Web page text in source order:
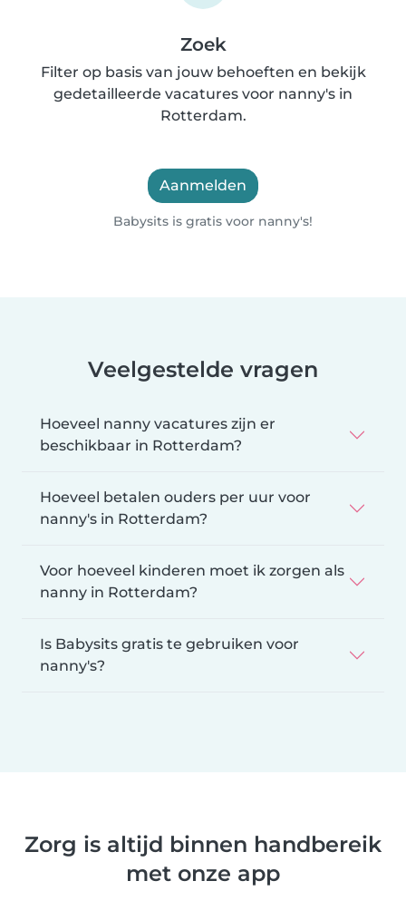
Zoek
Filter op basis van jouw behoeften en bekijk
gedetailleerde vacatures voor nanny's in
Rotterdam.
Aanmelden
Babysits is gratis voor nanny's!
Veelgestelde vragen
Hoeveel nanny vacatures zijn er
beschikbaar in Rotterdam?
Hoeveel betalen ouders per uur voor
nanny's in Rotterdam?
Voor hoeveel kinderen moet ik zorgen als
nanny in Rotterdam?
Is Babysits gratis te gebruiken voor
nanny's?
Zorg is altijd binnen handbereik
met onze app